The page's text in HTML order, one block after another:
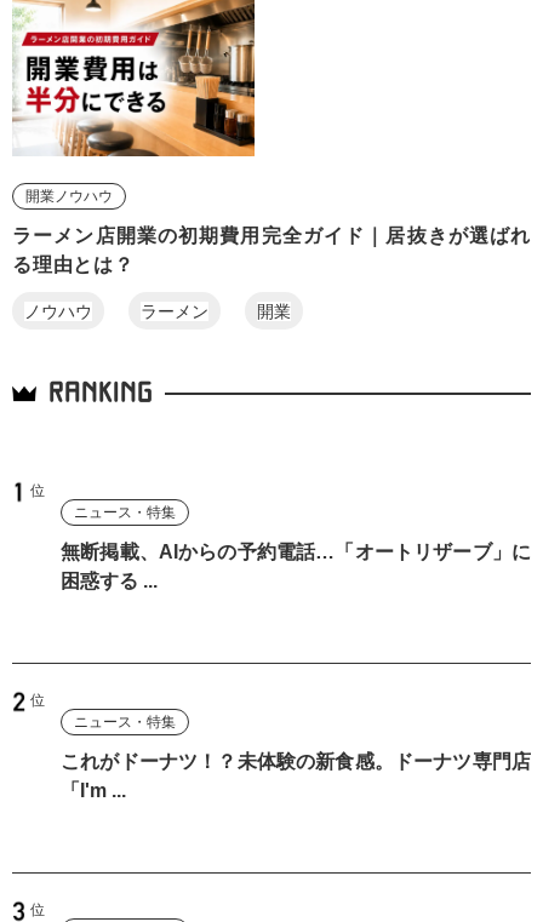
開業ノウハウ
ラーメン店開業の初期費用完全ガイド｜居抜きが選ばれ
る理由とは？
ノウハウ ラーメン 開業
RANKING
ニュース・特集
無断掲載、AIからの予約電話…「オートリザーブ」に
困惑する ...
ニュース・特集
これがドーナツ！？未体験の新食感。ドーナツ専門店
「I'm ...